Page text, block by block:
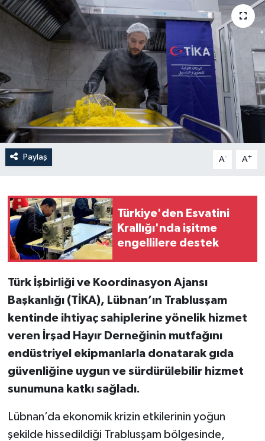
Paylaş A- A+
Türkiye'den Esvatini
Krallığı'nda işitme
engellilere destek
Türk İşbirliği ve Koordinasyon Ajansı
Başkanlığı (TİKA), Lübnan’ın Trablusşam
kentinde ihtiyaç sahiplerine yönelik hizmet
veren İrşad Hayır Derneğinin mutfağını
endüstriyel ekipmanlarla donatarak gıda
güvenliğine uygun ve sürdürülebilir hizmet
sunumuna katkı sağladı.
Lübnan’da ekonomik krizin etkilerinin yoğun
şekilde hissedildiği Trablusşam bölgesinde,